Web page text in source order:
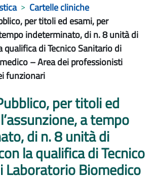
Cartelle cliniche
per titoli ed esami, per
indeterminato, di n. 8 unità di
qualifica di Tecnico Sanitario di
– Area dei professionisti
funzionari
per titoli ed
a tempo
di n. 8 unità di
la qualifica di Tecnico
Laboratorio Biomedico